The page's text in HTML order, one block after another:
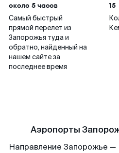
около 5 часов
Самый быстрый
прямой перелет из
Запорожья туда и
обратно, найденный на
нашем сайте за
последнее время
15
Аэропорты
Направление Запорожье —